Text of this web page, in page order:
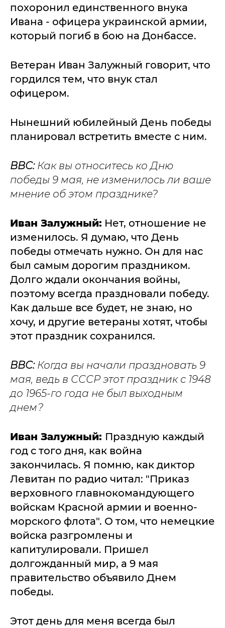
похоронил единственного внука
Ивана - офицера украинской армии,
который погиб в бою на Донбассе.
Ветеран Иван Залужный говорит, что
гордился тем, что внук стал
офицером.
Нынешний юбилейный День победы
планировал встретить вместе с ним.
ВВС:Как вы относитесь ко Дню
победы 9 мая, не изменилось ли ваше
мнение об этом празднике?
Иван Залужный: Нет, отношение не
изменилось. Я думаю, что День
победы отмечать нужно. Он для нас
был самым дорогим праздником.
Долго ждали окончания войны,
поэтому всегда праздновали победу.
Как дальше все будет, не знаю, но
хочу, и другие ветераны хотят, чтобы
этот праздник сохранился.
ВВС:Когда вы начали праздновать 9
мая, ведь в СССР этот праздник с 1948
до 1965-го года не был выходным
днем?
Иван Залужный: Праздную каждый
год с того дня, как война
закончилась. Я помню, как диктор
Левитан по радио читал: "Приказ
верховного главнокомандующего
войскам Красной армии и военно-
морского флота". О том, что немецкие
войска разгромлены и
капитулировали. Пришел
долгожданный мир, а 9 мая
правительство объявило Днем
победы.
Этот день для меня всегда был